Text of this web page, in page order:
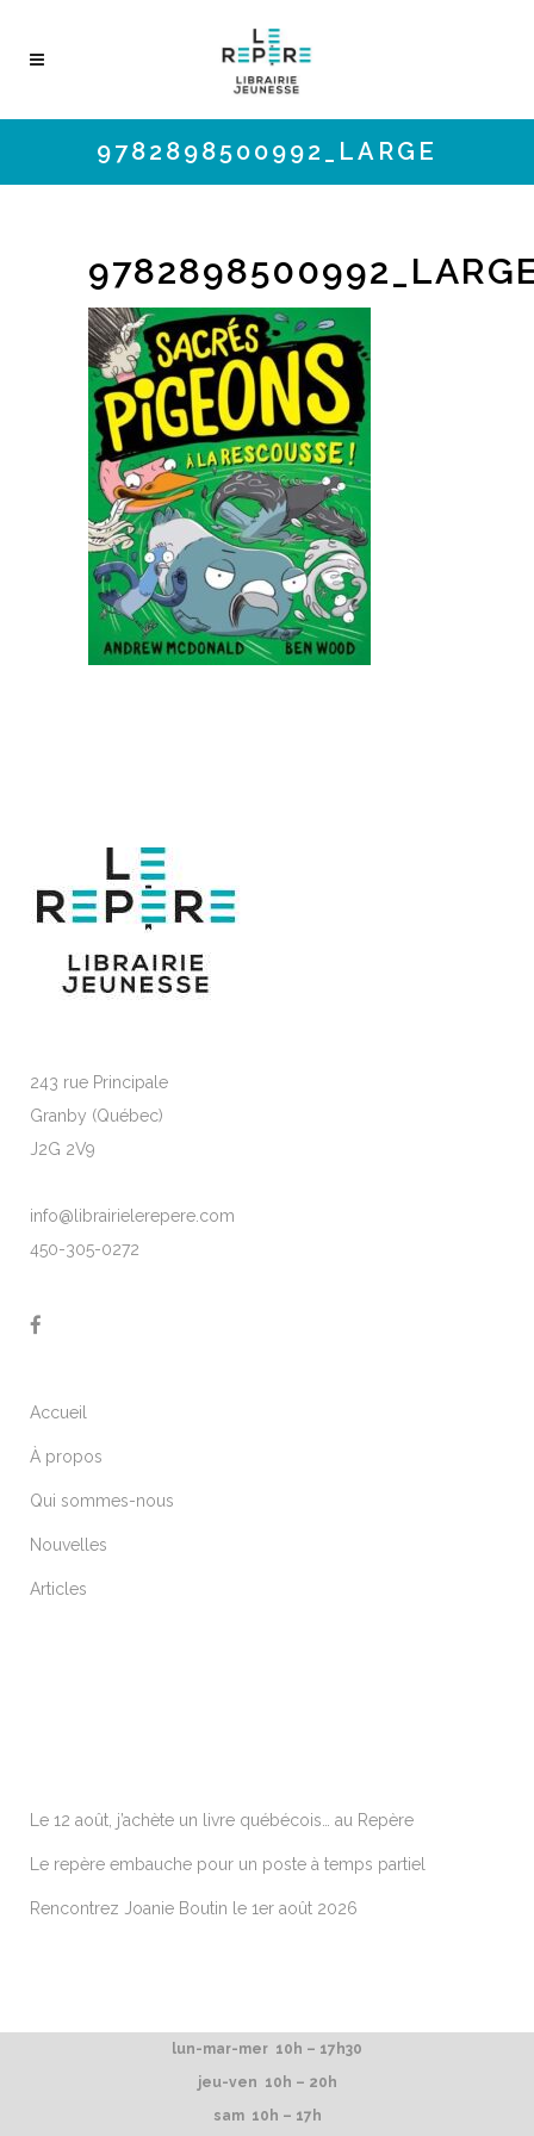
9782898500992_LARGE
243 rue Principale
Granby (Québec)
J2G 2V9
info@librairielerepere.com
450-305-0272
Accueil
À propos
Qui sommes-nous
Nouvelles
Articles
Le 12 août, j’achète un livre québécois… au Repère
Le repère embauche pour un poste à temps partiel
Rencontrez Joanie Boutin le 1er août 2026
lun-mar-mer 10h – 17h30
jeu-ven 10h – 20h
sam 10h – 17h